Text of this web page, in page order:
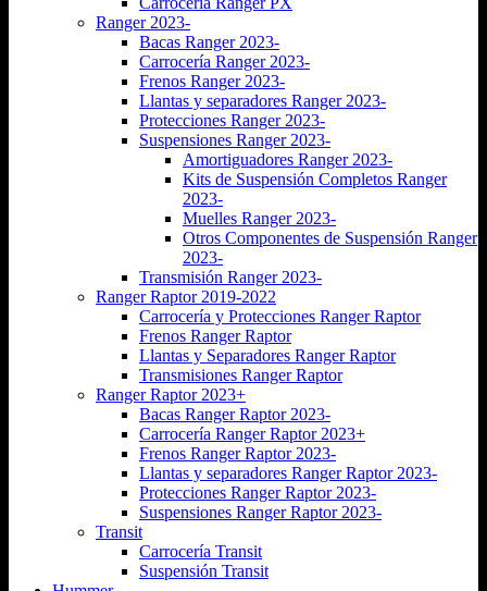
Ranger 2023-
Bacas Ranger 2023-
Carrocería Ranger 2023-
Frenos Ranger 2023-
Llantas y separadores Ranger 2023-
Protecciones Ranger 2023-
Suspensiones Ranger 2023-
Amortiguadores Ranger 2023-
Kits de Suspensión Completos Ranger
2023-
Muelles Ranger 2023-
Otros Componentes de Suspensión Ranger
2023-
Transmisión Ranger 2023-
Ranger Raptor 2019-2022
Carrocería y Protecciones Ranger Raptor
Frenos Ranger Raptor
Llantas y Separadores Ranger Raptor
Transmisiones Ranger Raptor
Ranger Raptor 2023+
Bacas Ranger Raptor 2023-
Carrocería Ranger Raptor 2023+
Frenos Ranger Raptor 2023-
Llantas y separadores Ranger Raptor 2023-
Protecciones Ranger Raptor 2023-
Suspensiones Ranger Raptor 2023-
Transit
Carrocería Transit
Suspensión Transit